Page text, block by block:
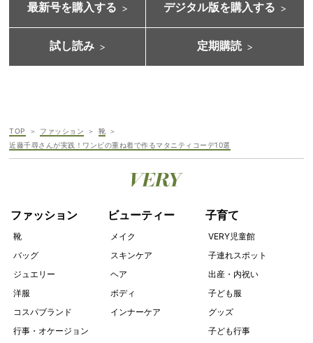
最新号を購入する デジタル版を購入する
試し読み 定期購読
TOP ファッション
靴
近藤千尋さんが実践！ワンピの重ね着で作るマタニティコーデ10選
ファッション
靴
バッグ
ジュエリー
洋服
コスパブランド
行事・オケージョン
ビューティー
メイク
スキンケア
ヘア
ボディ
インナーケア
子育て
VERY児童館
子連れスポット
出産・内祝い
子ども服
グッズ
子ども行事